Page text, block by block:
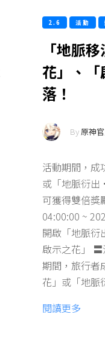
2.6 活動
「地脈
花」、
落！
By原神
活動期間，成
或「地脈衍出
可獲得雙倍獎
04:00:00 ~
開啟「地脈
啟示之花」
期間，旅行者
花」或「地
閱讀更多